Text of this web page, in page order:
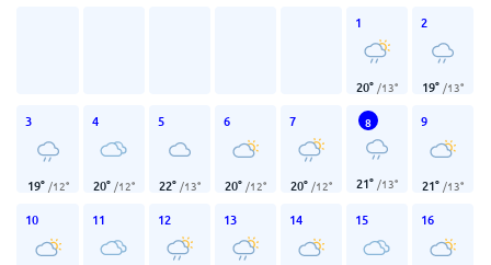
1
20° /13°
2
19° /13°
3
19° /12°
4
20° /12°
5
22° /13°
6
20° /12°
7
20° /12°
8
21° /13°
9
21° /13°
10 11 12 13 14 15 16